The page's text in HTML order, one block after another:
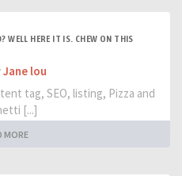
WELL HERE IT IS. CHEW ON THIS
Jane lou
tag, SEO, listing, Pizza and
[...]
MORE